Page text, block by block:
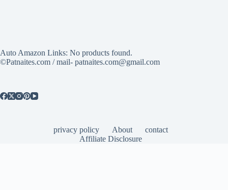
Auto Amazon Links: No products found.
©Patnaites.com / mail- patnaites.com@gmail.com
privacy policy About
contact
Affiliate Disclosure